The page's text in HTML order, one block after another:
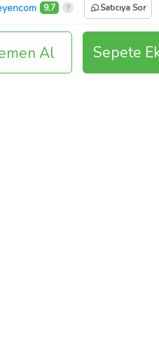
9,7 Satıcıya Sor
Al Sepete